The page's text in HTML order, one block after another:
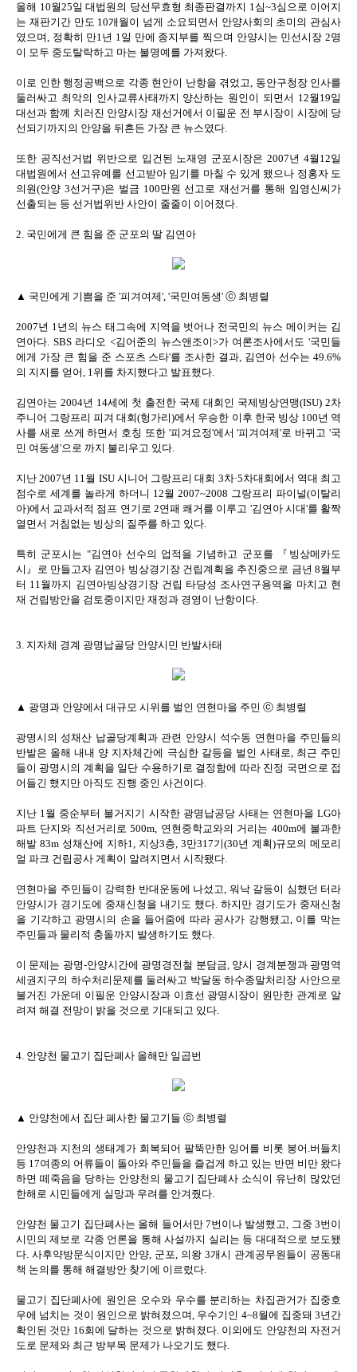
올해 10월25일 대법원의 당선무효형 최종판결까지 1심~3심으로 이어지
는 재판기간 만도 10개월이 넘게 소요되면서 안양사회의 초미의 관심사
였으며, 정확히 만1년 1일 만에 종지부를 찍으며 안양시는 민선시장 2명
이 모두 중도탈락하고 마는 불명예를 가져왔다.
이로 인한 행정공백으로 각종 현안이 난항을 겪었고, 동안구청장 인사를
둘러싸고 최악의 인사교류사태까지 양산하는 원인이 되면서 12월19일
대선과 함께 치러진 안양시장 재선거에서 이필운 전 부시장이 시장에 당
선되기까지의 안양을 뒤흔든 가장 큰 뉴스였다.
또한 공직선거법 위반으로 입건된 노재영 군포시장은 2007년 4월12일
대법원에서 선고유예를 선고받아 임기를 마칠 수 있게 됐으나 정홍자 도
의원(안양 3선거구)은 벌금 100만원 선고로 재선거를 통해 임영신씨가
선출되는 등 선거법위반 사안이 줄줄이 이어졌다.
2. 국민에게 큰 힘을 준 군포의 딸 김연아
▲ 국민에게 기쁨을 준 '피겨여제', '국민여동생' ⓒ 최병렬
2007년 1년의 뉴스 태그속에 지역을 벗어나 전국민의 뉴스 메이커는 김
연아다. SBS 라디오 <김어준의 뉴스앤조이>가 여론조사에서도 '국민들
에게 가장 큰 힘을 준 스포츠 스타'를 조사한 결과, 김연아 선수는 49.6%
의 지지를 얻어, 1위를 차지했다고 발표했다.
김연아는 2004년 14세에 첫 출전한 국제 대회인 국제빙상연맹(ISU) 2차
주니어 그랑프리 피겨 대회(헝가리)에서 우승한 이후 한국 빙상 100년 역
사를 새로 쓰게 하면서 호칭 또한 '피겨요정'에서 '피겨여제'로 바뀌고 '국
민 여동생'으로 까지 불리우고 있다.
지난 2007년 11월 ISU 시니어 그랑프리 대회 3차·5차대회에서 역대 최고
점수로 세계를 놀라게 하더니 12월 2007~2008 그랑프리 파이널(이탈리
아)에서 교과서적 점프 연기로 2연패 쾌거를 이루고 '김연아 시대'를 활짝
열면서 거침없는 빙상의 질주를 하고 있다.
특히 군포시는 "김연아 선수의 업적을 기념하고 군포를 『빙상메카도
시』로 만들고자 김연아 빙상경기장 건립계획을 추진중으로 금년 8월부
터 11월까지 김연아빙상경기장 건립 타당성 조사연구용역을 마치고 현
재 건립방안을 검토중이지만 재정과 경영이 난항이다.
3. 지자체 경계 광명납골당 안양시민 반발사태
▲ 광명과 안양에서 대규모 시위를 벌인 연현마을 주민 ⓒ 최병렬
광명시의 성채산 납골당계획과 관련 안양시 석수동 연현마을 주민들의
반발은 올해 내내 양 지자체간에 극심한 갈등을 벌인 사태로, 최근 주민
들이 광명시의 계획을 일단 수용하기로 결정함에 따라 진정 국면으로 접
어들긴 했지만 아직도 진행 중인 사건이다.
지난 1월 중순부터 불거지기 시작한 광명납공당 사태는 연현마을 LG아
파트 단지와 직선거리로 500m, 연현중학교와의 거리는 400m에 불과한
해발 83m 성채산에 지하1, 지상3층, 3만317기(30년 계획)규모의 메모리
얼 파크 건립공사 게획이 알려지면서 시작됐다.
연현마을 주민들이 강력한 반대운동에 나섰고, 워낙 갈등이 심했던 터라
안양시가 경기도에 중재신청을 내기도 했다. 하지만 경기도가 중재신청
을 기각하고 광명시의 손을 들어줌에 따라 공사가 강행됐고, 이를 막는
주민들과 물리적 충돌까지 발생하기도 했다.
이 문제는 광명-안양시간에 광명경전철 분담금, 양시 경계분쟁과 광명역
세권지구의 하수처리문제를 둘러싸고 박달동 하수종말처리장 사안으로
불거진 가운데 이필운 안양시장과 이효선 광명시장이 원만한 관계로 알
려져 해결 전망이 밝을 것으로 기대되고 있다.
4. 안양천 물고기 집단폐사 올해만 일곱번
▲ 안양천에서 집단 폐사한 물고기들 ⓒ 최병렬
안양천과 지천의 생태계가 회복되어 팔뚝만한 잉어를 비롯 붕어.버들치
등 17여종의 어류들이 돌아와 주민들을 즐겁게 하고 있는 반면 비만 왔다
하면 떼죽음을 당하는 안양천의 물고기 집단폐사 소식이 유난히 많았던
한해로 시민들에게 실망과 우려를 안겨줬다.
안양천 물고기 집단폐사는 올해 들어서만 7번이나 발생했고, 그중 3번이
시민의 제보로 각종 언론을 통해 사설까지 실리는 등 대대적으로 보도됐
다. 사후약방문식이지만 안양, 군포, 의왕 3개시 관계공무원들이 공동대
책 논의를 통해 해결방안 찾기에 이르렀다.
물고기 집단폐사에 원인은 오수와 우수를 분리하는 차집관거가 집중호
우에 넘치는 것이 원인으로 밝혀졌으며, 우수기인 4~8월에 집중돼 3년간
확인된 것만 16회에 달하는 것으로 밝혀졌다. 이외에도 안양천의 자전거
도로 문제와 최근 방부목 문제가 나오기도 했다.